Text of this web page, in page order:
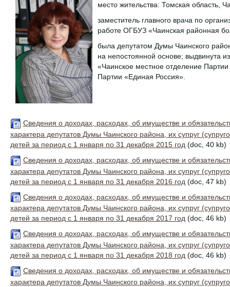
место жительства: Томская область,
заместитель главного врача по
работе ОГБУЗ «Чаинская районная
была депутатом Думы Чаинского
на непостоянной основе; выдвинута
«Чаинское местное отделение
Партии «Единая Россия».
Сведения о доходах, расходах, об имуществе и
характера депутатов Думы Чаинского района, их супруг
детей за период с 1 января по 31 декабря 2015 год (doc, 40 kb)
Сведения о доходах, расходах, об имуществе и
характера депутатов Думы Чаинского района, их супруг
детей за период с 1 января по 31 декабря 2016 год (doc, 47 kb)
Сведения о доходах, расходах, об имуществе и
характера депутатов Думы Чаинского района, их супруг
детей за период с 1 января по 31 декабря 2017 год (doc, 46 kb)
Сведения о доходах, расходах, об имуществе и
характера депутатов Думы Чаинского района, их супруг
детей за период с 1 января по 31 декабря 2018 год (doc, 46 kb)
Сведения о доходах, расходах, об имуществе и
характера депутатов Думы Чаинского района, их супруг